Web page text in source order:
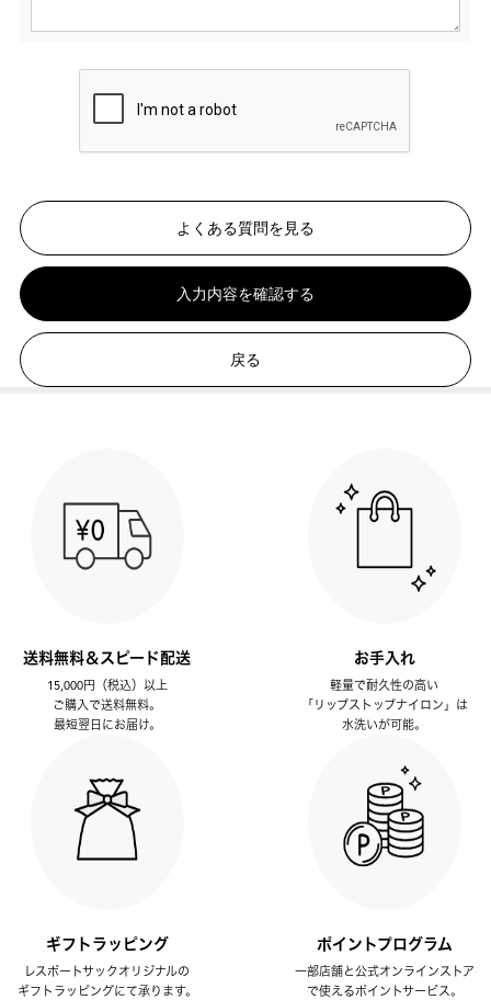
よくある質問を見る
入力内容を確認する
戻る
送料無料＆スピード配送
15,000円（税込）以上
ご購入で送料無料。
最短翌日にお届け。
お手入れ
軽量で耐久性の高い
「リップストップナイロン」は
水洗いが可能。
ギフトラッピング
レスポートサックオリジナルの
ギフトラッピングにて承ります。
ポイントプログラム
一部店舗と公式オンラインストア
で使えるポイントサービス。